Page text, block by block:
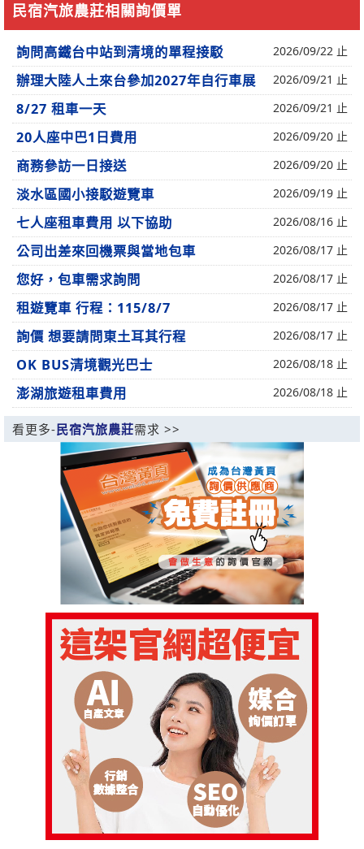
民宿汽旅農莊相關詢價單
詢問高鐵台中站到清境的單程接駁 2026/09/22 止
辦理大陸人土來台參加2027年自行車展 2026/09/21 止
8/27 租車一天 2026/09/21 止
20人座中巴1日費用 2026/09/20 止
商務參訪一日接送 2026/09/20 止
淡水區國小接駁遊覽車 2026/09/19 止
七人座租車費用 以下協助 2026/08/16 止
公司出差來回機票與當地包車 2026/08/17 止
您好，包車需求詢問 2026/08/17 止
租遊覽車 行程：115/8/7 2026/08/17 止
詢價 想要請問東土耳其行程 2026/08/17 止
OK BUS清境觀光巴士 2026/08/18 止
澎湖旅遊租車費用 2026/08/18 止
看更多-民宿汽旅農莊需求 >>